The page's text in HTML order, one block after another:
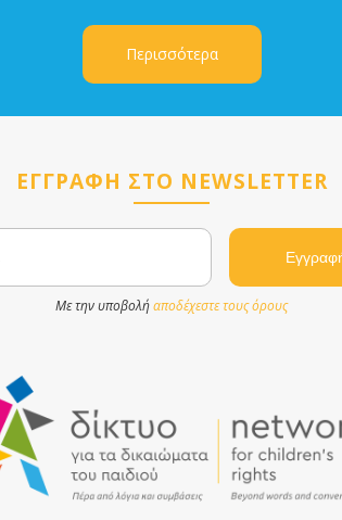
Περισσότερα
ΕΓΓΡΑΦΗ ΣΤΟ NEWSLETTER
Name
Με την υποβολήαποδέχεστε τους όρους